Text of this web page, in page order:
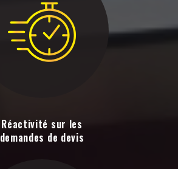
Réactivité sur les
demandes de devis